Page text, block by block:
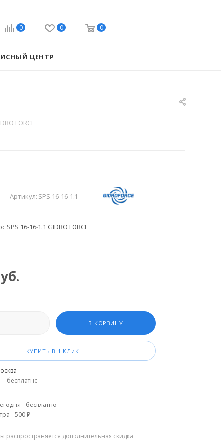
0 0 0
ЦЕНТР
FORCE
Артикул: SPS 16-16-1.1
16-16-1.1 GIDRO FORCE
В КОРЗИНУ
КУПИТЬ В 1 КЛИК
бесплатно
- бесплатно
- 500 ₽
распространяется дополнительная скидка